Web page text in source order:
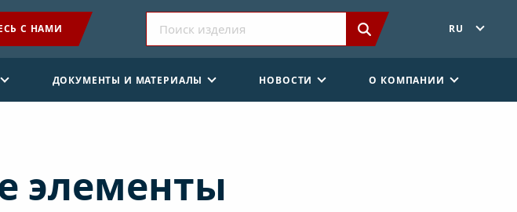
С НАМИ RU
ДОКУМЕНТЫ И МАТЕРИАЛЫ НОВОСТИ О КОМПАНИИ
элементы